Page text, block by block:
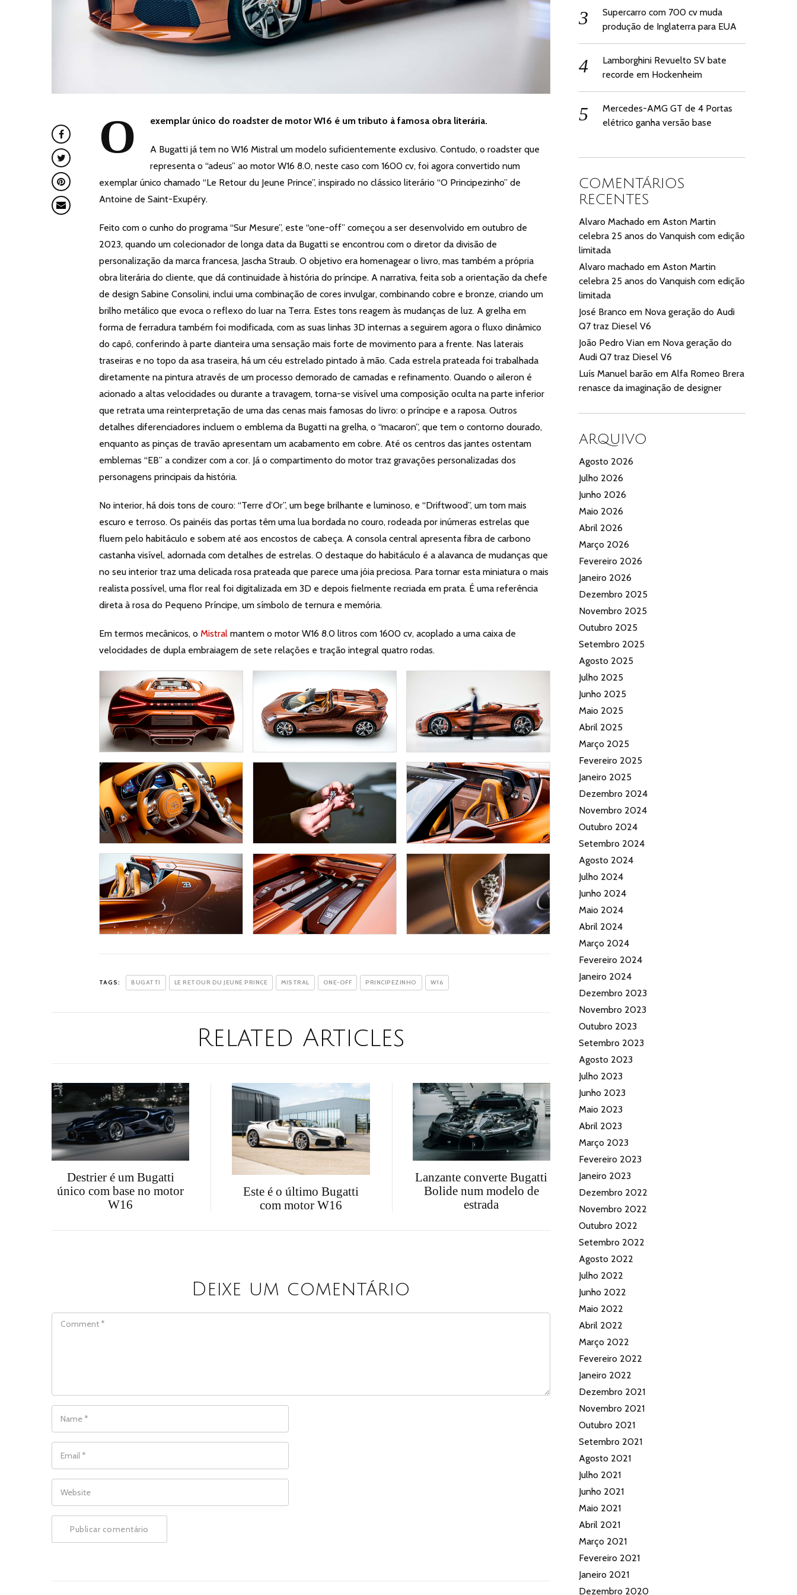
O exemplar único do roadster de motor W16 é um tributo à famosa obra literária.
A Bugatti já tem no W16 Mistral um modelo suficientemente exclusivo. Contudo, o roadster que
representa o “adeus” ao motor W16 8.0, neste caso com 1600 cv, foi agora convertido num
exemplar único chamado “Le Retour du Jeune Prince”, inspirado no clássico literário “O Principezinho” de
Antoine de Saint-Exupéry.
Feito com o cunho do programa “Sur Mesure”, este “one-off” começou a ser desenvolvido em outubro de
2023, quando um colecionador de longa data da Bugatti se encontrou com o diretor da divisão de
personalização da marca francesa, Jascha Straub. O objetivo era homenagear o livro, mas também a própria
obra literária do cliente, que dá continuidade à história do príncipe. A narrativa, feita sob a orientação da chefe
de design Sabine Consolini, inclui uma combinação de cores invulgar, combinando cobre e bronze, criando um
brilho metálico que evoca o reflexo do luar na Terra. Estes tons reagem às mudanças de luz. A grelha em
forma de ferradura também foi modificada, com as suas linhas 3D internas a seguirem agora o fluxo dinâmico
do capô, conferindo à parte dianteira uma sensação mais forte de movimento para a frente. Nas laterais
traseiras e no topo da asa traseira, há um céu estrelado pintado à mão. Cada estrela prateada foi trabalhada
diretamente na pintura através de um processo demorado de camadas e refinamento. Quando o aileron é
acionado a altas velocidades ou durante a travagem, torna-se visível uma composição oculta na parte inferior
que retrata uma reinterpretação de uma das cenas mais famosas do livro: o príncipe e a raposa. Outros
detalhes diferenciadores incluem o emblema da Bugatti na grelha, o “macaron”, que tem o contorno dourado,
enquanto as pinças de travão apresentam um acabamento em cobre. Até os centros das jantes ostentam
emblemas “EB” a condizer com a cor. Já o compartimento do motor traz gravações personalizadas dos
personagens principais da história.
No interior, há dois tons de couro: “Terre d’Or”, um bege brilhante e luminoso, e “Driftwood”, um tom mais
escuro e terroso. Os painéis das portas têm uma lua bordada no couro, rodeada por inúmeras estrelas que
fluem pelo habitáculo e sobem até aos encostos de cabeça. A consola central apresenta fibra de carbono
castanha visível, adornada com detalhes de estrelas. O destaque do habitáculo é a alavanca de mudanças que
no seu interior traz uma delicada rosa prateada que parece uma jóia preciosa. Para tornar esta miniatura o mais
realista possível, uma flor real foi digitalizada em 3D e depois fielmente recriada em prata. É uma referência
direta à rosa do Pequeno Príncipe, um símbolo de ternura e memória.
Em termos mecânicos, o Mistral mantem o motor W16 8.0 litros com 1600 cv, acoplado a uma caixa de
velocidades de dupla embraiagem de sete relações e tração integral quatro rodas.
TAGS: BUGATTI LE RETOUR DU JEUNE PRINCE MISTRAL ONE-OFF PRINCIPEZINHO W16
Related Articles
Destrier é um Bugatti
único com base no motor
W16
Este é o último Bugatti
com motor W16
Lanzante converte Bugatti
Bolide num modelo de
estrada
Deixe um comentário
Supercarro com 700 cv muda
produção de Inglaterra para EUA
Lamborghini Revuelto SV bate
recorde em Hockenheim
Mercedes-AMG GT de 4 Portas
elétrico ganha versão base
COMENTÁRIOS
RECENTES
Alvaro Machado emAston Martin
celebra 25 anos do Vanquish com edição
limitada
Alvaro machado emAston Martin
celebra 25 anos do Vanquish com edição
limitada
José Branco em Nova geração do Audi
Q7 traz Diesel V6
João Pedro Vian em Nova geração do
Audi Q7 traz Diesel V6
Luís Manuel barão emAlfa Romeo Brera
renasce da imaginação de designer
ARQUIVO
Agosto 2026
Julho 2026
Junho 2026
Maio 2026
Abril 2026
Março 2026
Fevereiro 2026
Janeiro 2026
Dezembro 2025
Novembro 2025
Outubro 2025
Setembro 2025
Agosto 2025
Julho 2025
Junho 2025
Maio 2025
Abril 2025
Março 2025
Fevereiro 2025
Janeiro 2025
Dezembro 2024
Novembro 2024
Outubro 2024
Setembro 2024
Agosto 2024
Julho 2024
Junho 2024
Maio 2024
Abril 2024
Março 2024
Fevereiro 2024
Janeiro 2024
Dezembro 2023
Novembro 2023
Outubro 2023
Setembro 2023
Agosto 2023
Julho 2023
Junho 2023
Maio 2023
Abril 2023
Março 2023
Fevereiro 2023
Janeiro 2023
Dezembro 2022
Novembro 2022
Outubro 2022
Setembro 2022
Agosto 2022
Julho 2022
Junho 2022
Maio 2022
Abril 2022
Março 2022
Fevereiro 2022
Janeiro 2022
Dezembro 2021
Novembro 2021
Outubro 2021
Setembro 2021
Agosto 2021
Julho 2021
Junho 2021
Maio 2021
Abril 2021
Março 2021
Fevereiro 2021
Janeiro 2021
Dezembro 2020